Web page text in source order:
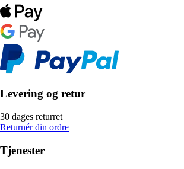
Levering og retur
30 dages returret
Returnér din ordre
Tjenester